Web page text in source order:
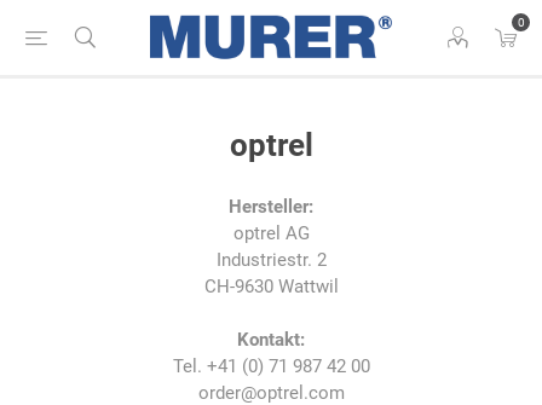
0
optrel
Hersteller:
optrel AG
Industriestr. 2
CH-9630 Wattwil
Kontakt:
Tel. +41 (0) 71 987 42 00
order@optrel.com